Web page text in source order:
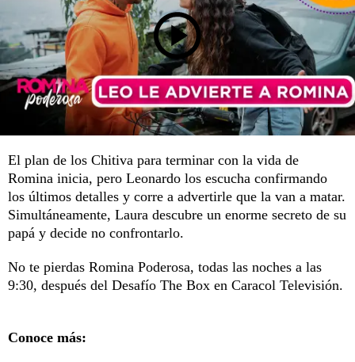
El plan de los Chitiva para terminar con la vida de
Romina inicia, pero Leonardo los escucha confirmando
los últimos detalles y corre a advertirle que la van a matar.
Simultáneamente, Laura descubre un enorme secreto de su
papá y decide no confrontarlo.
No te pierdas Romina Poderosa, todas las noches a las
9:30, después del Desafío The Box en Caracol Televisión.
Conoce más: